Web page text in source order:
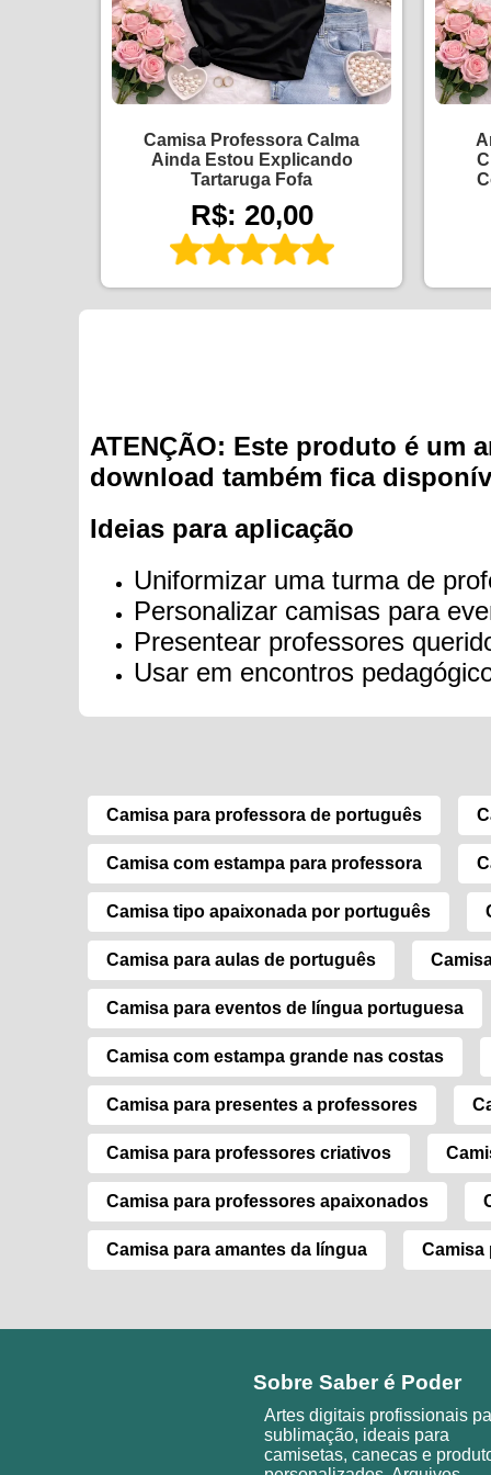
Camisa Professora Calma
Ainda Estou Explicando
Tartaruga Fofa
R$: 20,00
ATENÇÃO: Este produto é um
download também fica
Ideias para aplicação
Uniformizar uma turma de
Personalizar camisas para
Presentear professores
Usar em encontros
Camisa para professora de português
Camisa com estampa para professora
Camisa tipo apaixonada por português
Camisa para aulas de português
Camisa para eventos de língua portuguesa
Camisa com estampa grande nas costas
Camisa para presentes a professores
Camisa para professores criativos
Camisa para professores apaixonados
Camisa para amantes da língua Camisa
Sobre Saber é Poder
Artes digitais profissionais
sublimação, ideais para
camisetas, canecas e